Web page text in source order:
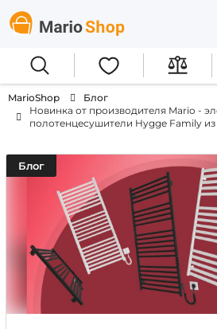
MarioShop
Блог
Новинка от производителя Mario -
полотенцесушители Hygge Family из
Блог